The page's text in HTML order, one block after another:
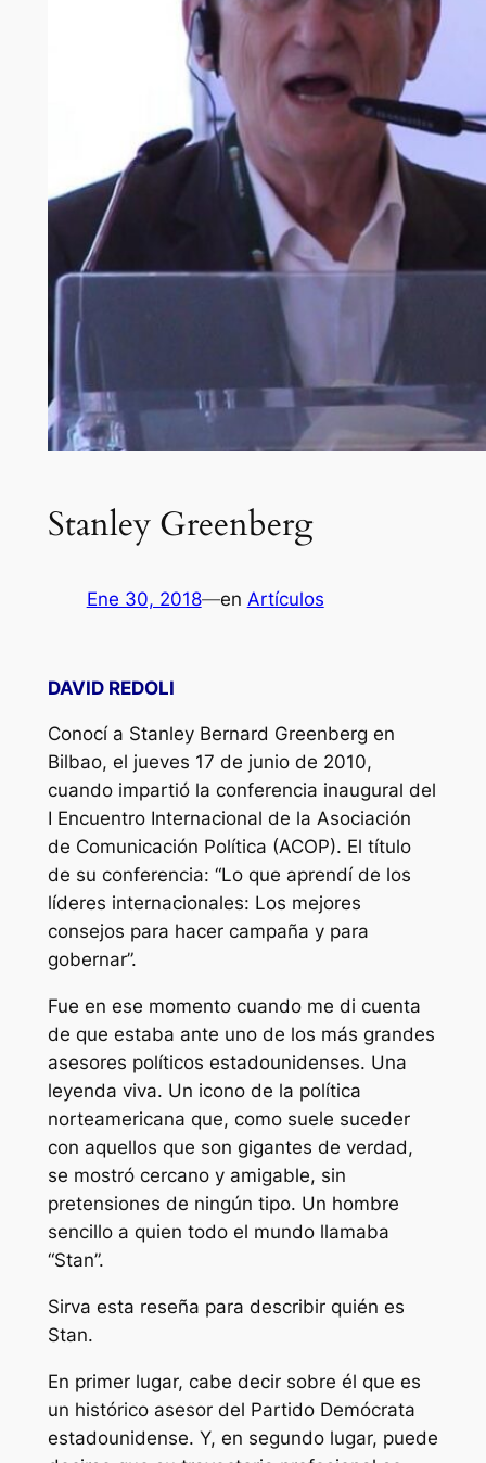
Stanley Greenberg
Ene 30, 2018—en Artículos
DAVID REDOLI
Conocí a Stanley Bernard Greenberg en
Bilbao, el jueves 17 de junio de 2010,
cuando impartió la conferencia inaugural del
I Encuentro Internacional de la Asociación
de Comunicación Política (ACOP). El título
de su conferencia: “Lo que aprendí de los
líderes internacionales: Los mejores
consejos para hacer campaña y para
gobernar”.
Fue en ese momento cuando me di cuenta
de que estaba ante uno de los más grandes
asesores políticos estadounidenses. Una
leyenda viva. Un icono de la política
norteamericana que, como suele suceder
con aquellos que son gigantes de verdad,
se mostró cercano y amigable, sin
pretensiones de ningún tipo. Un hombre
sencillo a quien todo el mundo llamaba
“Stan”.
Sirva esta reseña para describir quién es
Stan.
En primer lugar, cabe decir sobre él que es
un histórico asesor del Partido Demócrata
estadounidense. Y, en segundo lugar, puede